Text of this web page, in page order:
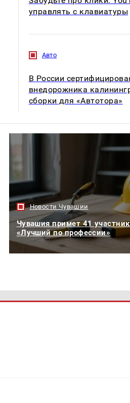
управлять с клавиатуры
Авто
В России
внедорожника
сборки для «Автотора»
Новости Чувашии
Чувашия примет 41
«Лучший по профессии»